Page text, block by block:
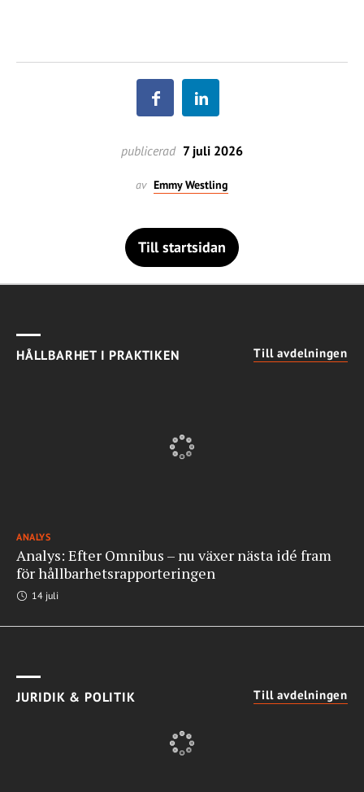
publicerad 7 juli 2026
av Emmy Westling
Till startsidan
HÅLLBARHET I PRAKTIKEN Till avdelningen
ANALYS
Analys: Efter Omnibus – nu växer nästa idé fram
för hållbarhetsrapporteringen
14 juli
JURIDIK & POLITIK Till avdelningen